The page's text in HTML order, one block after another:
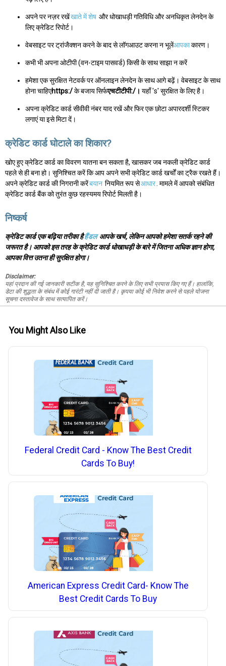
अपने पर नज़र रखेंखाते में शेष और धोखाधड़ी गतिविधि और अनधिकृत लेनदेन के
लिए क्रेडिट रिपोर्ट।
वेबसाइट पर ट्रांजैक्शन करने के बाद से लॉगआउट करना न भूलेंआपकाकारण।
कभी भी अपना ओटीपी (वन-टाइम पासवर्ड) किसी के साथ साझा न करें
हमेशा एक सुरक्षित नेटवर्क पर ऑनलाइन लेनदेन के साथ आगे बढ़ें। वेबसाइट के साथ
होना चाहिएhttps:/के बजाय सिर्फएचटीटीपी:/। यहाँ 's' सुरक्षित के लिए है।
अपना क्रेडिट कार्ड सीवीवी नंबर याद रखें और फिर एक छोटा अपारदर्शी स्टिकर
लगाएं या इसे मिटा दें।
क्रेडिट कार्ड घोटाले का शिकार?
खोए हुए क्रेडिट कार्ड का विवरण यातना बन सकता है, खासकर जब नकली क्रेडिट कार्ड
पहले से ही बना हो। सुनिश्चित करें कि आप अपने सभी क्रेडिट कार्ड खर्चों का ट्रैक रखते हैं।
अपने क्रेडिट कार्ड की निगरानी करेंबयान नियमित रूप सेआधार . मामले में आपको संबंधित
क्रेडिट कार्ड बैंक को तुरंत कुछ रहस्यमय रिपोर्ट मिलती है।
निष्कर्ष
क्रेडिट कार्ड एक बढ़िया तरीका हैहैंडलआपके खर्च, लेकिन आपको हमेशा सतर्क रहने की
जरूरत है। आपको इस तरह के क्रेडिट कार्ड धोखाधड़ी के बारे में जितना अधिक ज्ञान होगा,
आपका वित्त उतना ही सुरक्षित होगा।
Disclaimer:
यहां प्रदान की गई जानकारी सटीक है, यह सुनिश्चित करने के लिए सभी प्रयास किए गए हैं। हालांकि,
डेटा की शुद्धता के संबंध में कोई गारंटी नहीं दी जाती है। कृपया कोई भी निवेश करने से पहले योजना
सूचना दस्तावेज के साथ सत्यापित करें।
You Might Also Like
Federal Credit Card - Know The Best Credit
Cards To Buy!
American Express Credit Card- Know The
Best Credit Cards To Buy